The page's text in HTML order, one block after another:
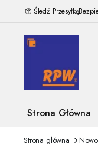
Śledź Przesyłkę
Strona Główna
Strona główna